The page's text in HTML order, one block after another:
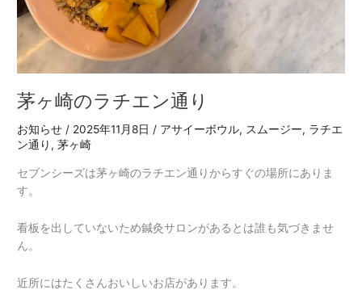
茅ヶ崎のラチエン通り
お知らせ / 2025年11月8日/ アサイーボウル, スムージー, ラチエ
ン通り ,茅ヶ崎
セブンシーズは茅ヶ崎のラチエン通りからすぐの場所にありま
す。
看板を出していないため鍼灸サロンがあるとは誰も気づきませ
ん。
近所にはたくさんおいしいお店があります。